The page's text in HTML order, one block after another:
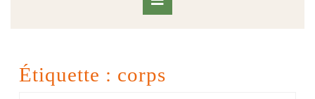
Étiquette : corps